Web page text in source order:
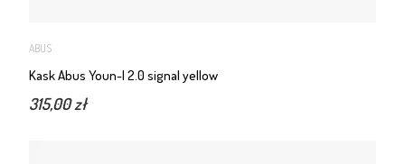
ABUS
Kask Abus Youn-I 2.0 signal yellow
315,00 zł